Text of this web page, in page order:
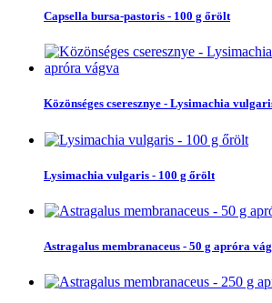
Capsella bursa-pastoris - 100 g őrölt
Közönséges cseresznye - Lysimachia
Lysimachia vulgaris - 100 g őrölt
Astragalus membranaceus - 50 g apróra